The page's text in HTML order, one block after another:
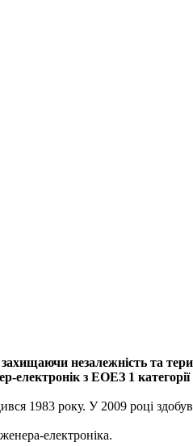
незалежність та
електронік з ЕОЕЗ 1
1983 року. У 2009 році
електроніка.